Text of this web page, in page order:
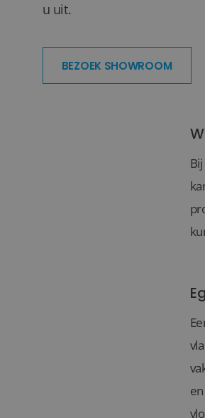
u uit.
BEZOEK SHOWROOM